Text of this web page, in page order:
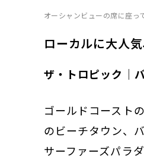
オーシャンビューの席に座っ
ローカルに大人
ザ・トロピック｜
ゴールドコースト
のビーチタウン、
サーファーズパラ